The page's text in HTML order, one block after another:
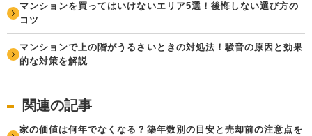
マンションを買ってはいけないエリア5選！後悔しない選び方の
コツ
マンションで上の階がうるさいときの対処法！騒音の原因と効果
的な対策を解説
関連の記事
家の価値は何年でなくなる？築年数別の目安と売却前の注意点を